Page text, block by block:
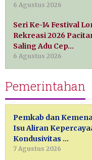
6 Agustus 2026
Seri Ke-14 Festival
Rekreasi 2026
Saling Adu Cep…
6 Agustus 2026
Pemerintahan
Pemkab dan
Isu Aliran
Kondusivitas …
7 Agustus 2026